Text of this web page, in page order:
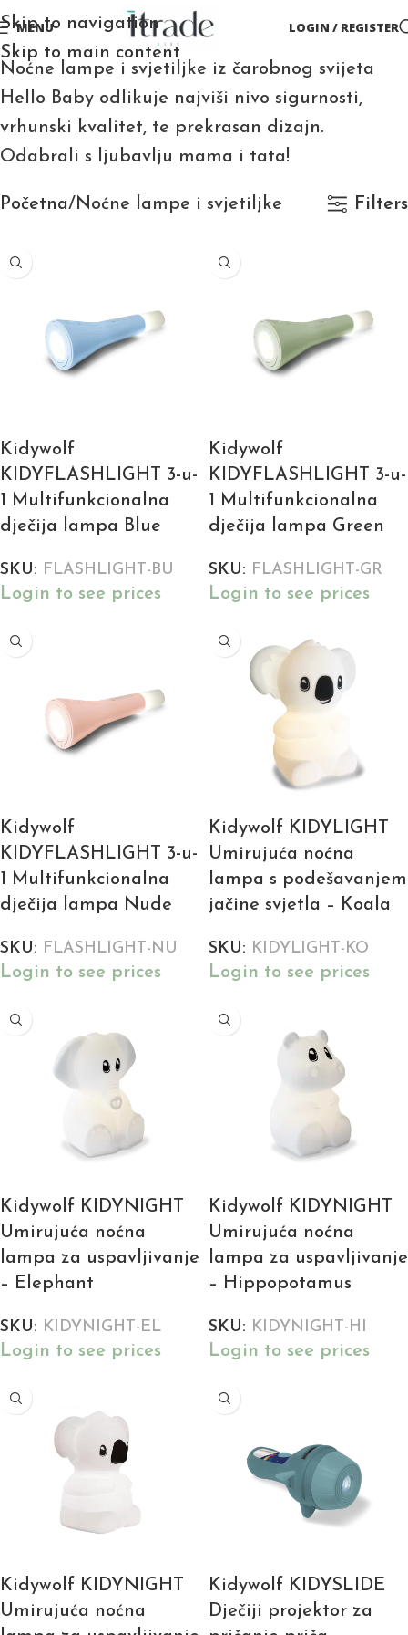
Skip to navigation
Skip to main content
MENU LOGIN / REGISTER
Noćne lampe i svjetiljke iz čarobnog svijeta
Hello Baby odlikuje najviši nivo sigurnosti,
vrhunski kvalitet, te prekrasan dizajn.
Odabrali s ljubavlju mama i tata!
Početna Noćne lampe i svjetiljke Filters
Kidywolf
KIDYFLASHLIGHT 3-u-
1 Multifunkcionalna
dječija lampa Blue
SKU: FLASHLIGHT-BU
Login to see prices
Kidywolf
KIDYFLASHLIGHT 3-u-
1 Multifunkcionalna
dječija lampa Green
SKU: FLASHLIGHT-GR
Login to see prices
Kidywolf
KIDYFLASHLIGHT 3-u-
1 Multifunkcionalna
dječija lampa Nude
SKU: FLASHLIGHT-NU
Login to see prices
Kidywolf KIDYLIGHT
Umirujuća noćna
lampa s podešavanjem
jačine svjetla – Koala
SKU: KIDYLIGHT-KO
Login to see prices
Kidywolf KIDYNIGHT
Umirujuća noćna
lampa za uspavljivanje
– Elephant
SKU: KIDYNIGHT-EL
Login to see prices
Kidywolf KIDYNIGHT
Umirujuća noćna
lampa za uspavljivanje
– Hippopotamus
SKU: KIDYNIGHT-HI
Login to see prices
Kidywolf KIDYNIGHT
Umirujuća noćna
Kidywolf KIDYSLIDE
Dječiji projektor za